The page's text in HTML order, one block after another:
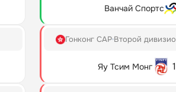
Ванчай Спортс
Гонконг САР Второй
Яу Тсим Монг